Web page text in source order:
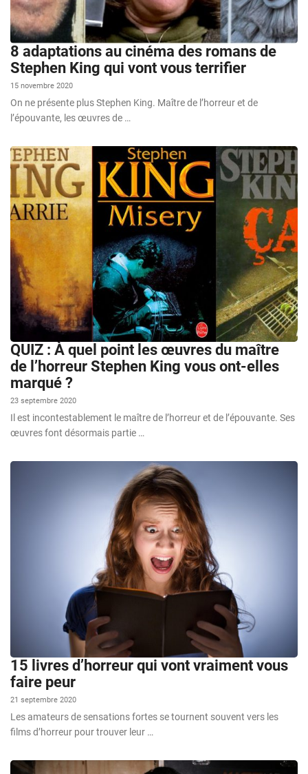
8 adaptations au cinéma des romans de
Stephen King qui vont vous terrifier
15 novembre 2020
On ne présente plus Stephen King. Maître de l’horreur et de
l’épouvante, les œuvres de …
QUIZ : À quel point les œuvres du maître
de l’horreur Stephen King vous ont-elles
marqué ?
23 septembre 2020
Il est incontestablement le maître de l’horreur et de l’épouvante. Ses
œuvres font désormais partie …
15 livres d’horreur qui vont vraiment vous
faire peur
21 septembre 2020
Les amateurs de sensations fortes se tournent souvent vers les
films d’horreur pour trouver leur …